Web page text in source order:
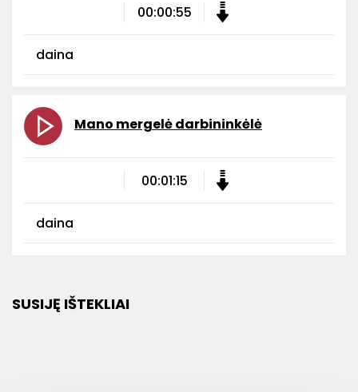
00:00:55
daina
Mano mergelė darbininkėlė
00:01:15
daina
SUSIJĘ IŠTEKLIAI